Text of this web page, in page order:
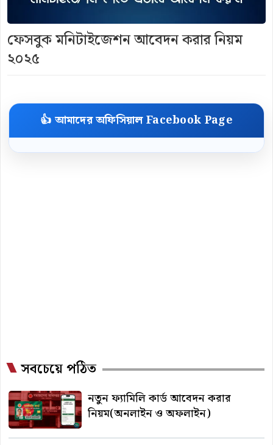
ফেসবুক মনিটাইজেশন আবেদন করার নিয়ম
২০২৫
👍 আমাদের অফিসিয়াল Facebook Page
সবচেয়ে পঠিত
নতুন ফ্যামিলি কার্ড আবেদন করার
নিয়ম(অনলাইন ও অফলাইন)